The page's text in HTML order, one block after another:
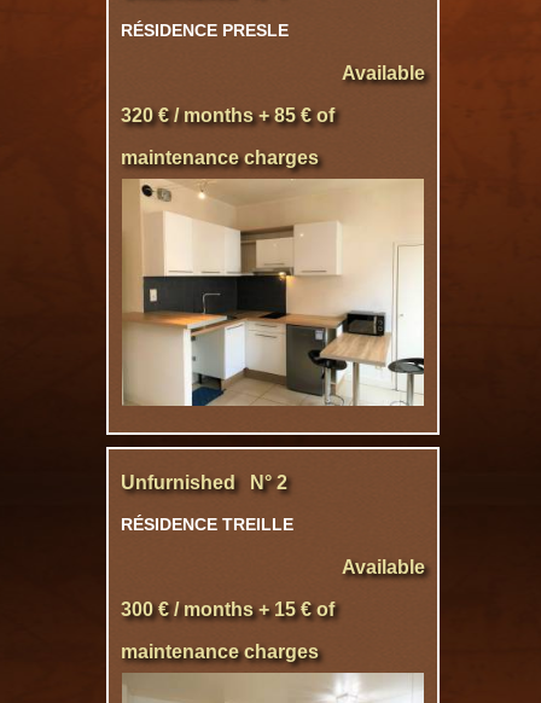
RÉSIDENCE PRESLE
Available
320 € / months + 85 € of
maintenance charges
Unfurnished N° 2
RÉSIDENCE TREILLE
Available
300 € / months + 15 € of
maintenance charges